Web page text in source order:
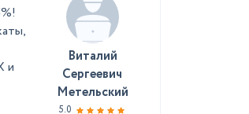
и
Виталий
Сергеевич
Метельский
5.0